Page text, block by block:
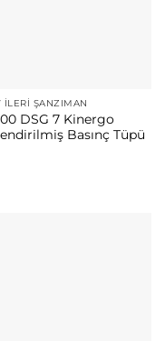
İLERI ŞANZIMAN
DSG 7 Kinergo
Basınç Tüpü